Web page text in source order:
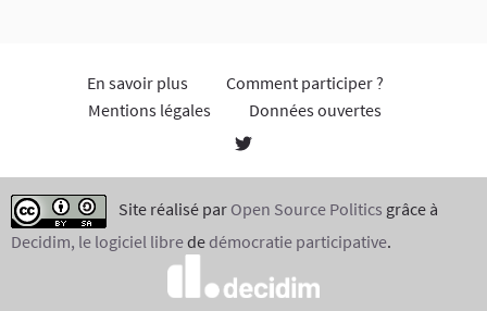
En savoir plus
Comment participer ?
Mentions légales
Données ouvertes
Site réalisé par Open Source Politics grâce à
Decidim, le logiciel librededémocratie participative.